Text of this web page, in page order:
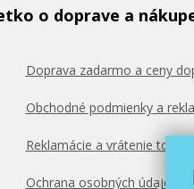
photo, 50 listov,
o doprave a
Doprava zadarmo a ceny
Obchodné podmienky a
Reklamácie a vrátenie tovaru
Ochrana osobných údajov